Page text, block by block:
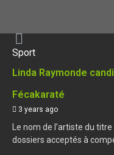
Sport
Linda Raymonde
Fécakaraté
3 years ago
Le nom de l’artiste du
dossiers acceptés à